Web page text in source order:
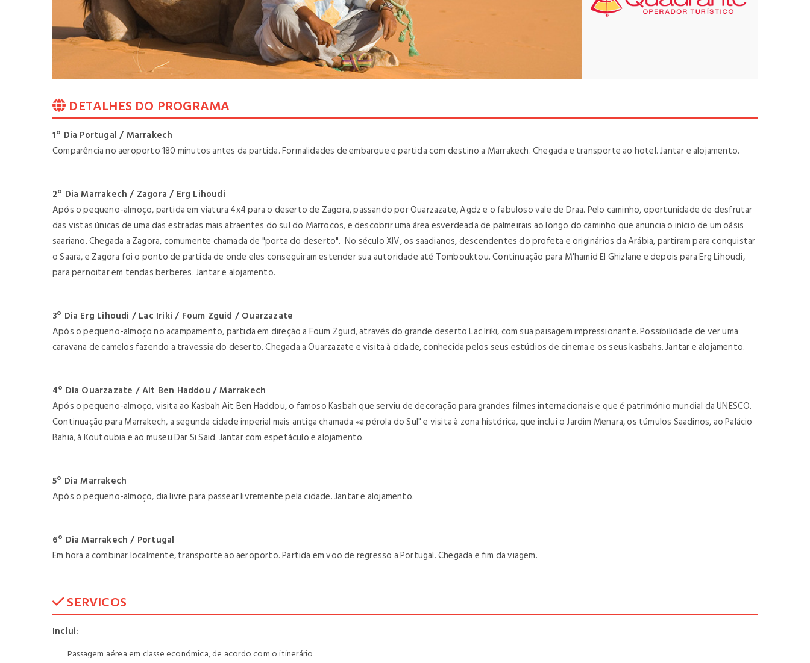
DETALHES DO PROGRAMA
1º Dia Portugal / Marrakech
Comparência no aeroporto 180 minutos antes da partida. Formalidades de embarque e partida com destino a Marrakech. Chegada e transporte ao hotel. Jantar e alojamento.
2º Dia Marrakech / Zagora / Erg Lihoudi
Após o pequeno-almoço, partida em viatura 4x4 para o deserto de Zagora, passando por Ouarzazate, Agdz e o fabuloso vale de Draa. Pelo caminho, oportunidade de desfrutar
das vistas únicas de uma das estradas mais atraentes do sul do Marrocos, e descobrir uma área esverdeada de palmeirais ao longo do caminho que anuncia o início de um oásis
saariano. Chegada a Zagora, comumente chamada de "porta do deserto". No século XIV, os saadianos, descendentes do profeta e originários da Arábia, partiram para conquistar
o Saara, e Zagora foi o ponto de partida de onde eles conseguiram estender sua autoridade até Tombouktou. Continuação para M'hamid El Ghizlane e depois para Erg Lihoudi,
para pernoitar em tendas berberes. Jantar e alojamento.
3º Dia Erg Lihoudi / Lac Iriki / Foum Zguid / Ouarzazate
Após o pequeno-almoço no acampamento, partida em direção a Foum Zguid, através do grande deserto Lac Iriki, com sua paisagem impressionante. Possibilidade de ver uma
caravana de camelos fazendo a travessia do deserto. Chegada a Ouarzazate e visita à cidade, conhecida pelos seus estúdios de cinema e os seus kasbahs. Jantar e alojamento.
4º Dia Ouarzazate / Ait Ben Haddou / Marrakech
Após o pequeno-almoço, visita ao Kasbah Ait Ben Haddou, o famoso Kasbah que serviu de decoração para grandes filmes internacionais e que é património mundial da UNESCO.
Continuação para Marrakech, a segunda cidade imperial mais antiga chamada «a pérola do Sul" e visita à zona histórica, que inclui o Jardim Menara, os túmulos Saadinos, ao Palácio
Bahia, à Koutoubia e ao museu Dar Si Said. Jantar com espetáculo e alojamento.
5º Dia Marrakech
Após o pequeno-almoço, dia livre para passear livremente pela cidade. Jantar e alojamento.
6º Dia Marrakech / Portugal
Em hora a combinar localmente, transporte ao aeroporto. Partida em voo de regresso a Portugal. Chegada e fim da viagem.
SERVICOS
Inclui:
Passagem aérea em classe económica, de acordo com o itinerário